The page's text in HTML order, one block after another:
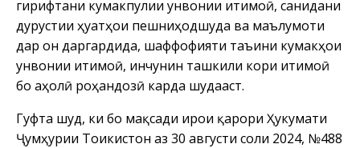
гирифтани кумакпулии унвонии иҷтимоӣ, санҷидани
дурустии ҳуҷҷатҳои пешниҳодшуда ва маълумоти
дар он дарҷгардида, шаффофияти таъини кумакҳои
унвонии иҷтимоӣ, инчунин ташкили кори иҷтимоӣ
бо аҳолӣ роҳандозӣ карда шудааст.
Гуфта шуд, ки бо мақсади иҷрои қарори Ҳукумати
Ҷумҳурии Тоҷикистон аз 30 августи соли 2024, №488